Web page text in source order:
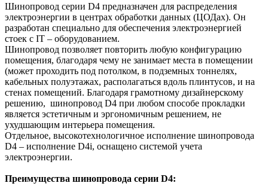
Шинопровод серии D4 предназначен для распределения
электроэнергии в центрах обработки данных (ЦОДах). Он
разработан специально для обеспечения электроэнергией
стоек с IT – оборудованием.
Шинопровод позволяет повторить любую конфигурацию
помещения, благодаря чему не занимает места в помещении
(может проходить под потолком, в подземных тоннелях,
кабельных полуэтажах, располагаться вдоль плинтусов, и на
стенах помещений. Благодаря грамотному дизайнерскому
решению, шинопровод D4 при любом способе прокладки
является эстетичным и эргономичным решением, не
ухудшающим интерьера помещения.
Отдельное, высокотехнологичное исполнение шинопровода
D4 – исполнение D4i, оснащено системой учета
электроэнергии.
Преимущества шинопровода серии D4: